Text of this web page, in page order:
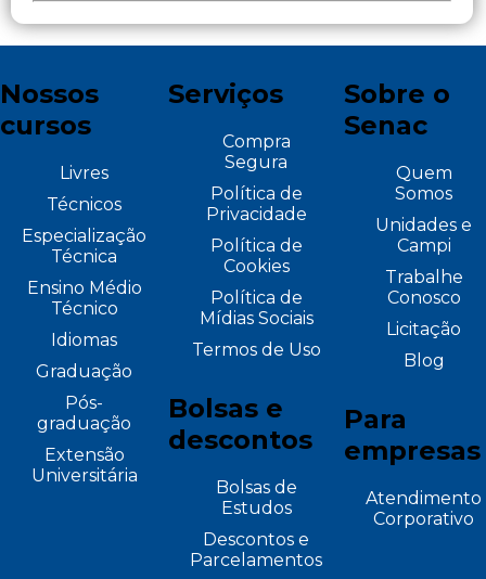
Nossos
cursos
Livres
Técnicos
Especialização
Técnica
Ensino Médio
Técnico
Idiomas
Graduação
Pós-
graduação
Extensão
Universitária
Serviços
Compra
Segura
Política de
Privacidade
Política de
Cookies
Política de
Mídias Sociais
Termos de Uso
Bolsas e
descontos
Bolsas de
Estudos
Descontos e
Parcelamentos
Sobre o
Senac
Quem
Somos
Unidades e
Campi
Trabalhe
Conosco
Licitação
Blog
Para
empresas
Atendimento
Corporativo